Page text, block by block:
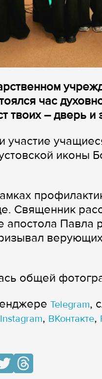
час
твоих – дверь и
иконы
Священник
апостола Павла
общей
Telegram,
Instagram, ВКонтакте,